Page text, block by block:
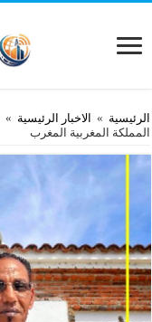
الرئيسية » الاخبار الرئيسية »
المملكة المغربية المغرب